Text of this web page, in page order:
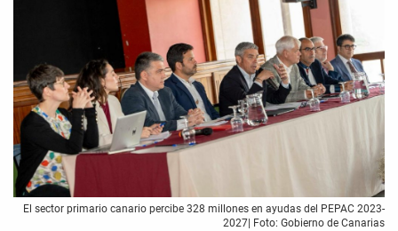
El sector primario canario percibe 328 millones en ayudas del PEPAC 2023-
2027| Foto: Gobierno de Canarias